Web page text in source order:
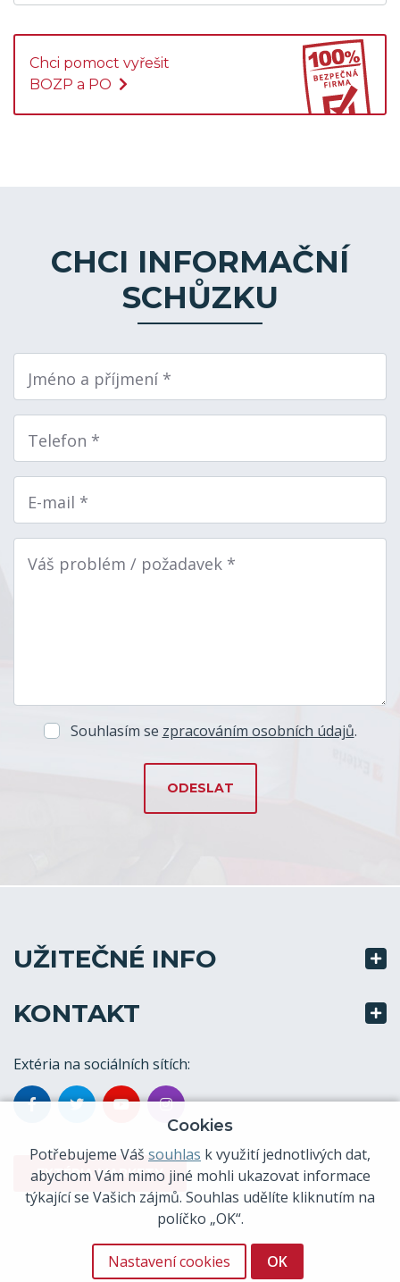
Chci pomoct vyřešit
BOZP a PO
CHCI INFORMAČNÍ
SCHŮZKU
Jméno a příjmení *
Telefon *
E-mail *
Váš problém / požadavek *
Souhlasím se zpracováním osobních údajů.
UŽITEČNÉ INFO
KONTAKT
Extéria na sociálních sítích:
EXTÉRIA MARKETY
Cookies
Potřebujeme Váš souhlas k využití jednotlivých dat,
abychom Vám mimo jiné mohli ukazovat informace
týkající se Vašich zájmů. Souhlas udělíte kliknutím na
políčko „OK“.
Nastavení cookies OK